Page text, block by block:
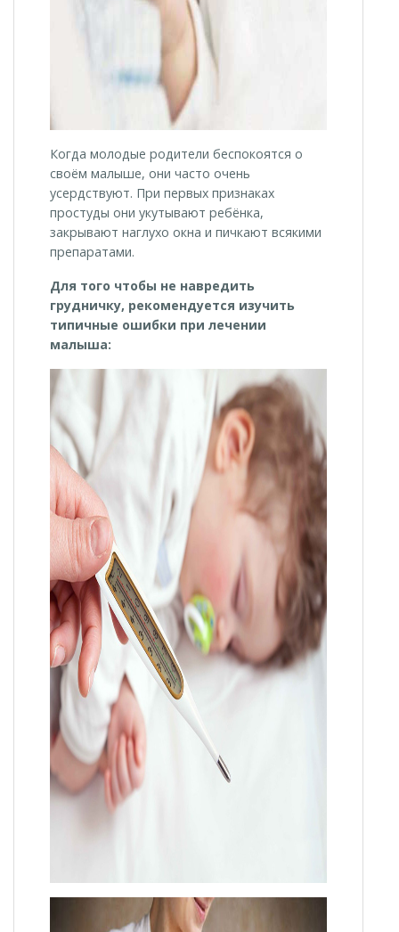
Когда молодые родители беспокоятся о
своём малыше, они часто очень
усердствуют. При первых признаках
простуды они укутывают ребёнка,
закрывают наглухо окна и пичкают всякими
препаратами.
Для того чтобы не навредить
грудничку, рекомендуется изучить
типичные ошибки при лечении
малыша: